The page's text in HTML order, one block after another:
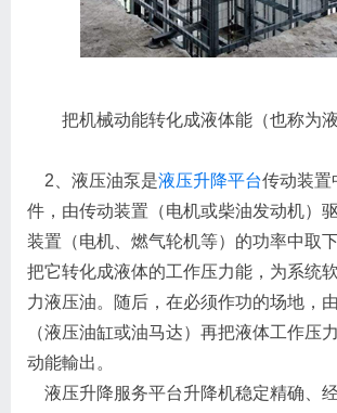
把机械动能转化成液体能（也称为液
2、液压油泵是液压升降平台传动装置
件，由传动装置（电机或柴油发动机）
装置（电机、燃气轮机等）的功率中取
把它转化成液体的工作压力能，为系统
力液压油。随后，在必须作功的场地，
（液压油缸或油马达）再把液体工作压
动能輸出。
液压升降服务平台升降机稳定精确、